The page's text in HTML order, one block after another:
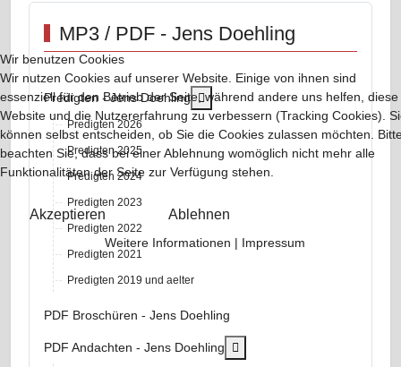
MP3 / PDF - Jens Doehling
Predigten - Jens Doehling More about: Predigten - Jens
Predigten 2026
Predigten 2025
Predigten 2024
Predigten 2023
Predigten 2022
Predigten 2021
Predigten 2019 und aelter
PDF Broschüren - Jens Doehling
PDF Andachten - Jens Doehling
Wir benutzen Cookies
Wir nutzen Cookies auf unserer Website. Einige von ihnen sind
essenziell für den Betrieb der Seite, während andere uns helfen, diese
Website und die Nutzererfahrung zu verbessern (Tracking Cookies).
können selbst entscheiden, ob Sie die Cookies zulassen möchten.
beachten Sie, dass bei einer Ablehnung womöglich nicht mehr alle
Funktionalitäten der Seite zur Verfügung stehen.
Akzeptieren Ablehnen
Weitere Informationen | Impressum